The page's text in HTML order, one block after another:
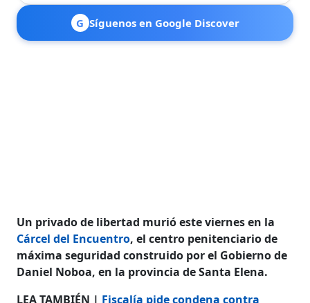
G Síguenos en Google Discover
Un privado de libertad murió este viernes en la
Cárcel del Encuentro, el centro penitenciario de
máxima seguridad construido por el Gobierno de
Daniel Noboa, en la provincia de Santa Elena.
LEA TAMBIÉN | Fiscalía pide condena contra